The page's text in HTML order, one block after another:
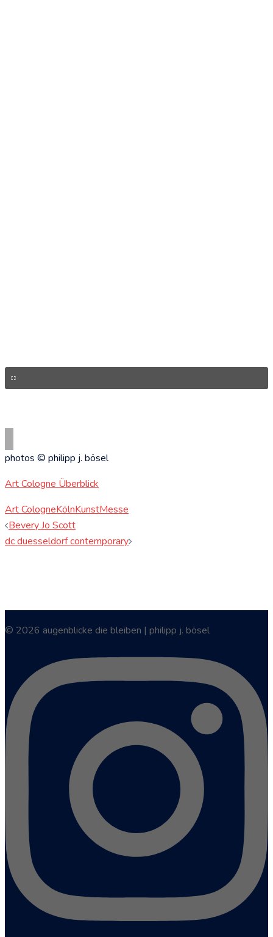
photos © philipp j. bösel
Art Cologne Überblick
Art CologneKölnKunstMesse
Beitragsnavigation
Bevery Jo Scott
dc duesseldorf contemporary
© 2026 augenblicke die bleiben | philipp j. bösel